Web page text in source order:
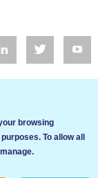
browsing
To allow all
си. Ако
че се